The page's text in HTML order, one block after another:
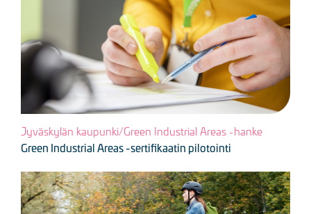
Jyväskylän kaupunki/Green Industrial Areas -hanke
Green Industrial Areas -sertifikaatin pilotointi
Kuva